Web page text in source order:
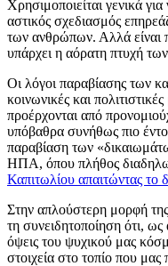
Χρησιμοποιείται γενικά
αστικός σχεδιασμός
των ανθρώπων. Αλλά είναι
υπάρχει η αόρατη πτυχή
Οι λόγοι παραβίασης των
κοινωνικές και
προέρχονται από
υπόβαθρα συνήθως πιο
παραβίαση των
ΗΠΑ, όπου πλήθος
Καπιτωλίου απαιτώντας το
Στην απλούστερη μορφή
τη συνειδητοποίηση ότι,
όψεις του ψυχικού μας
στοιχεία στο τοπίο που μας